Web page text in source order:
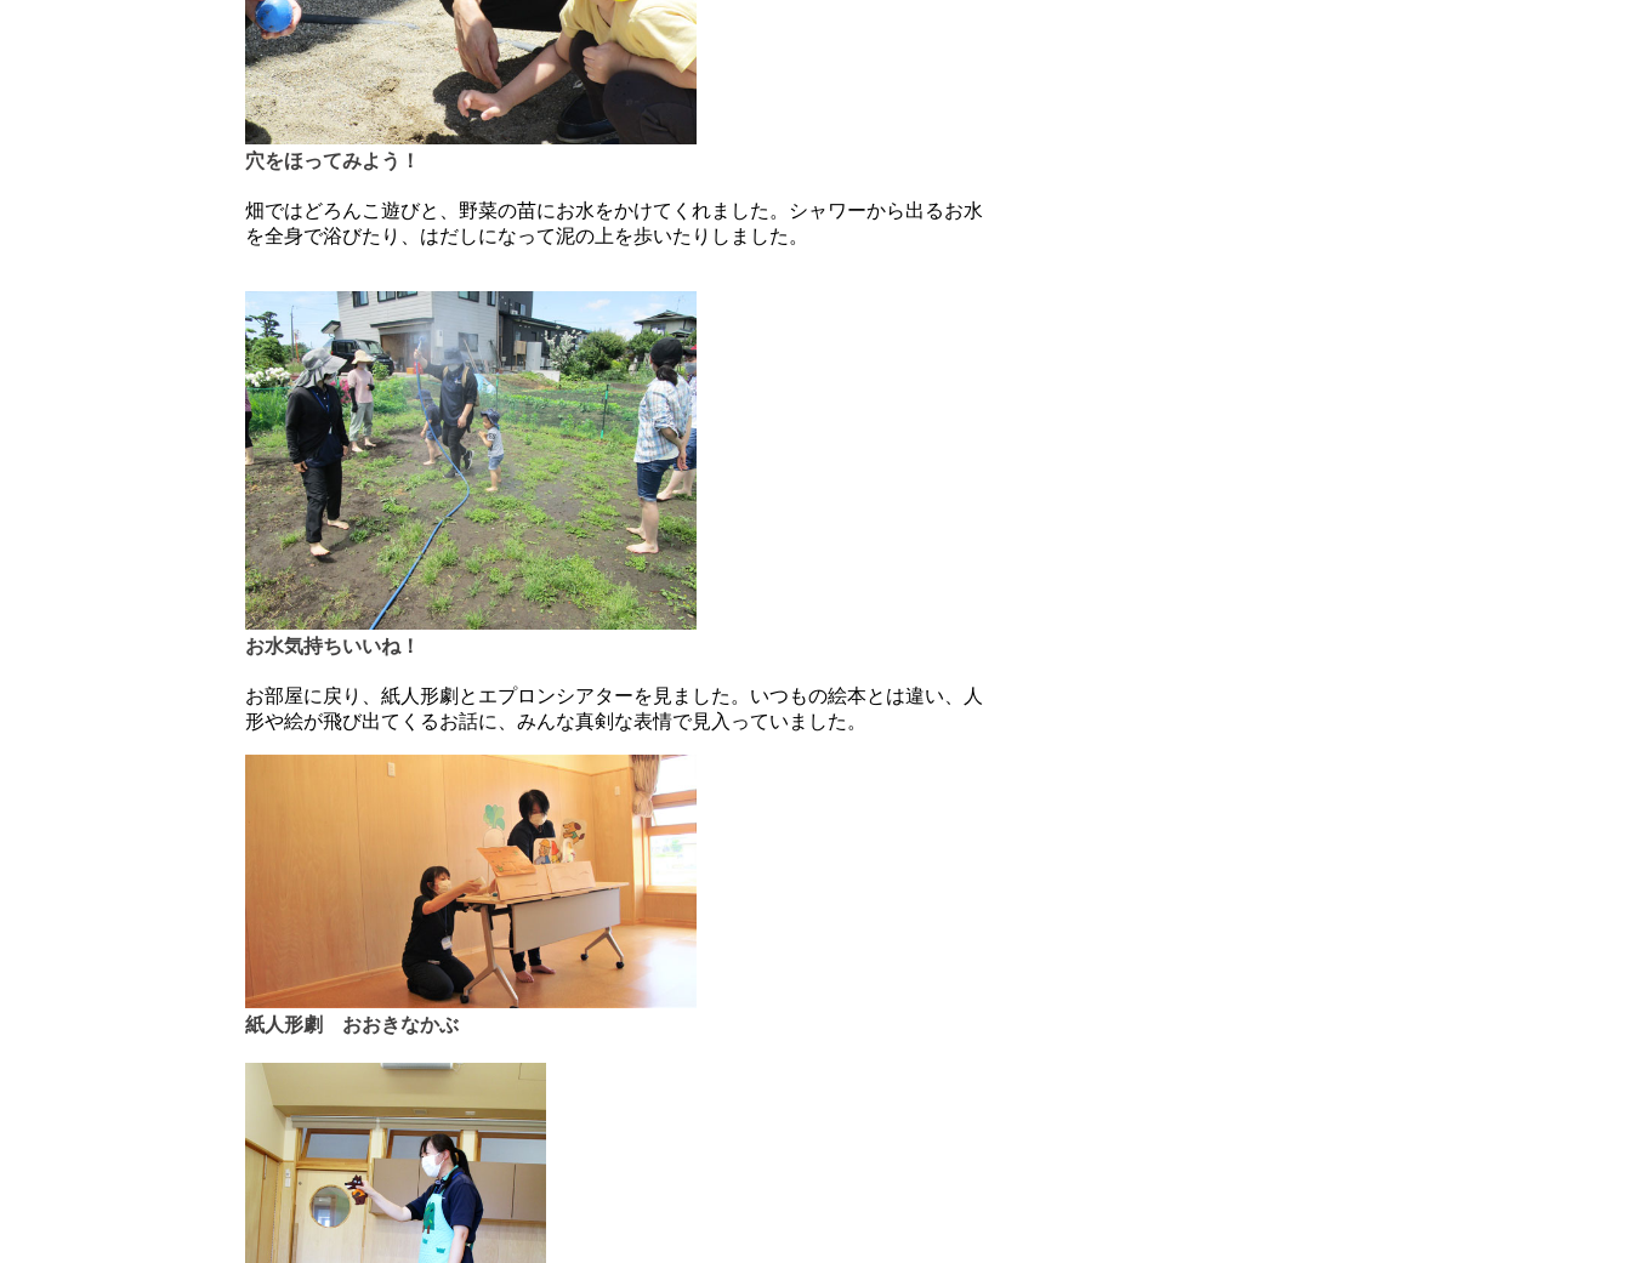
穴をほってみよう！
畑ではどろんこ遊びと、野菜の苗にお水をかけてくれました。シャワーから出るお水
を全身で浴びたり、はだしになって泥の上を歩いたりしました。
お水気持ちいいね！
お部屋に戻り、紙人形劇とエプロンシアターを見ました。いつもの絵本とは違い、人
形や絵が飛び出てくるお話に、みんな真剣な表情で見入っていました。
紙人形劇 おおきなかぶ